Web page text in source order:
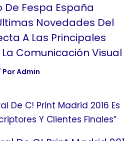
De Fespa España
Novedades Del
A Las Principales
Comunicación Visual
PorAdmin